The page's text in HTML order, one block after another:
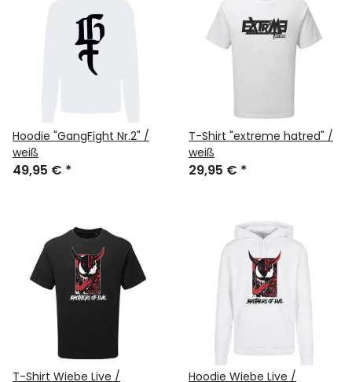
Hoodie "GangFight Nr.2" /
weiß
49,95 € *
T-Shirt "extreme hatred" /
weiß
29,95 € *
T-Shirt Wiebe Live / Hoodie Wiebe Live /